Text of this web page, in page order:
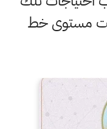
تحت مستوى خط